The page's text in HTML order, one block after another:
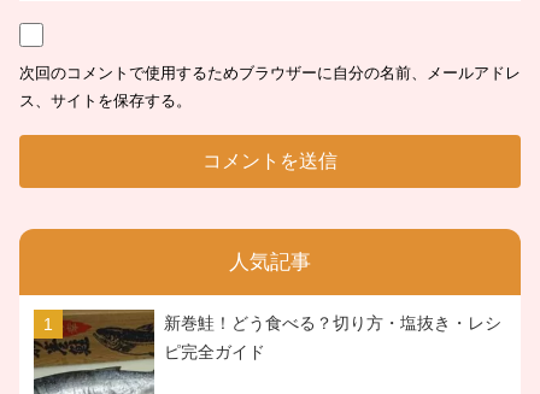
次回のコメントで使用するためブラウザーに自分の名前、メールアドレ
ス、サイトを保存する。
人気記事
新巻鮭！どう食べる？切り方・塩抜き・レシ
ピ完全ガイド